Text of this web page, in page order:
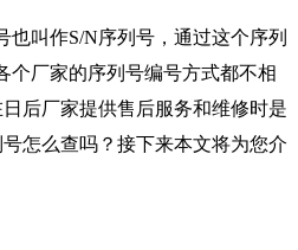
叫作S/N序列号，通过这个序列
个厂家的序列号编号方式都不相
后厂家提供售后服务和维修时是
怎么查吗？接下来本文将为您介